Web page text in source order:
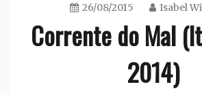
26/08/2015 Isabel
Corrente do Mal
2014)